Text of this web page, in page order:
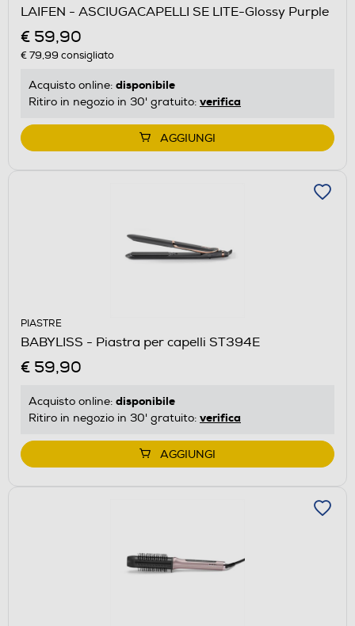
LAIFEN - ASCIUGACAPELLI SE LITE-Glossy Purple
€ 59,90
€ 79,99 consigliato
Acquisto online: disponibile
Ritiro in negozio in 30' gratuito: verifica
AGGIUNGI
PIASTRE
BABYLISS - Piastra per capelli ST394E
€ 59,90
Acquisto online: disponibile
Ritiro in negozio in 30' gratuito: verifica
AGGIUNGI